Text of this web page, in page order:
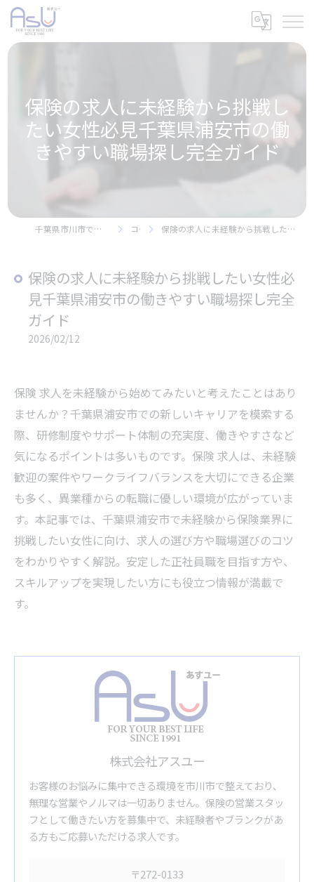
保険の求人に未経験から挑戦し
たい女性必見千葉県浦安市の働
きやすい職場探し完全ガイド
千葉県市川市で保険の求人なら株式会社アスユー コラム 保険の求人に未経験から挑戦したい女性必見千葉県浦安市の働きやすい職場探し完全ガイド
保険の求人に未経験から挑戦したい女性必
見千葉県浦安市の働きやすい職場探し完全
ガイド
2026/02/12
保険 求人を未経験から始めてみたいと考えたことはあり
ませんか？千葉県浦安市での新しいキャリアを模索する
際、研修制度やサポート体制の充実度、働きやすさなど
気になるポイントは多いものです。保険 求人は、未経験
歓迎の案件やワークライフバランスを大切にできる企業
も多く、異業種からの転職に優しい環境が広がっていま
す。本記事では、千葉県浦安市で未経験から保険業界に
挑戦したい女性に向け、求人の選び方や職場選びのコツ
をわかりやすく解説。安定した正社員職を目指す方や、
スキルアップを実現したい方にも役立つ情報が満載で
す。
株式会社アスユー
お客様のお悩みに集中できる環境を市川市で整えており、
無理な営業やノルマは一切ありません。保険の営業スタッ
フとして働きたい方を募集中で、未経験者やブランクがあ
る方もご応募いただける求人です。
〒272-0133